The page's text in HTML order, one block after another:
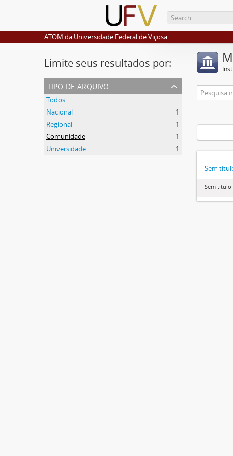
ATOM da Universidade Federal de Viçosa
Limite seus resultados por:
tipo de arquivo
Todos
Nacional
1
Regional
1
Comunidade
1
Universidade
1
Sem
Sem título